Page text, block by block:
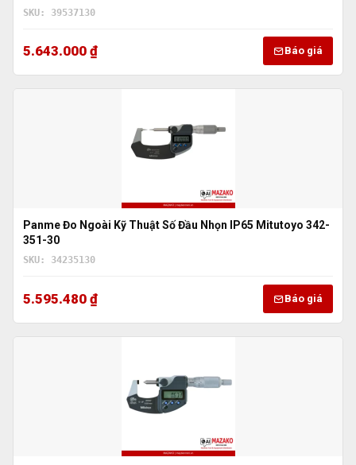
SKU: 39537130
5.643.000 ₫ Báo giá
Panme Đo Ngoài Kỹ Thuật Số Đầu Nhọn IP65 Mitutoyo 342-
351-30
SKU: 34235130
5.595.480 ₫ Báo giá